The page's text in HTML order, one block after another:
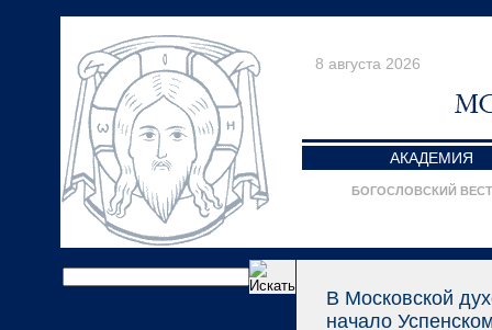
8 августа 2026
АКАДЕМИЯ
БОГОСЛОВСКИЙ
В Московской
начало